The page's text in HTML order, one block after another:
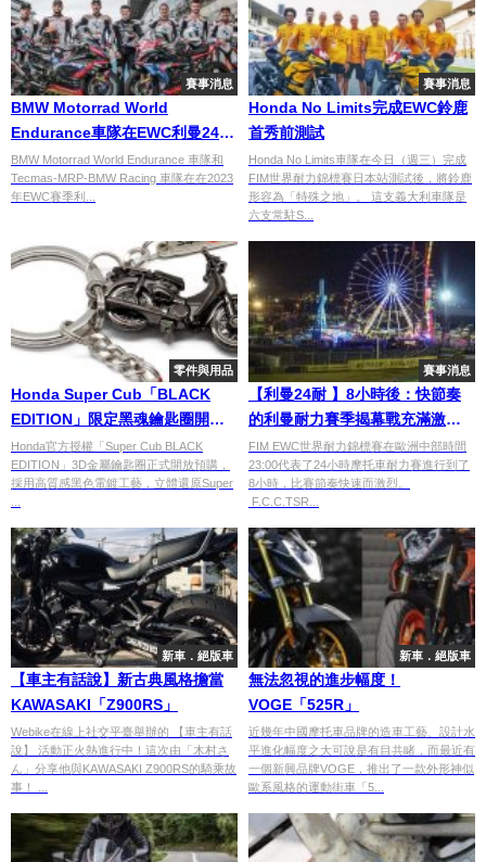
賽事消息
BMW Motorrad World
Endurance車隊在EWC利曼24耐
( 24 Heures Motos)測試賽中飆
出最快圈速
BMW Motorrad World Endurance 車隊和
Tecmas-MRP-BMW Racing 車隊在在2023
年EWC賽季利...
賽事消息
Honda No Limits完成EWC鈴鹿
首秀前測試
Honda No Limits車隊在今日（週三）完成
FIM世界耐力錦標賽日本站測試後，將鈴鹿
形容為「特殊之地」。 這支義大利車隊是
六支常駐S...
零件與用品
Honda Super Cub「BLACK
EDITION」限定黑魂鑰匙圈開放
預購！限量1000組 附專屬編號
與黑化電鍍質感
Honda官方授權「Super Cub BLACK
EDITION」3D金屬鑰匙圈正式開放預購，
採用高質感黑色電鍍工藝，立體還原Super
賽事消息
【利曼24耐 】8小時後：快節奏
的利曼耐力賽季揭幕戰充滿激烈
競爭
FIM EWC世界耐力錦標賽在歐洲中部時間
23:00代表了24小時摩托車耐力賽進行到了
8小時，比賽節奏快速而激烈。
F.C.C.TSR...
新車．絕版車
【車主有話說】新古典風格擔當
KAWASAKI「Z900RS」
Webike在線上社交平臺舉辦的 【車主有話
說】 活動正火熱進行中！這次由「木村さ
ん」分享他與KAWASAKI Z900RS的騎乘故
事！ ...
新車．絕版車
無法忽視的進步幅度！
VOGE「525R」
近幾年中國摩托車品牌的造車工藝、設計水
平進化幅度之大可說是有目共睹，而最近有
一個新興品牌VOGE，推出了一款外形神似
歐系風格的運動街車「5...